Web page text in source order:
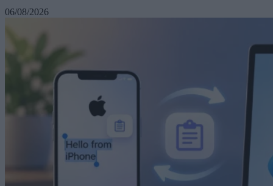
06/08/2026